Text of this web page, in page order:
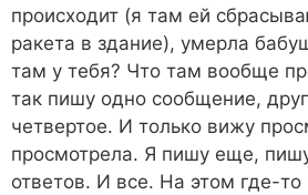
происходит (я там ей
ракета в здание), умерла
там у тебя? Что там вообще
так пишу одно сообщение,
четвертое. И только вижу
просмотрела. Я пишу еще,
ответов. И все. На этом где-то